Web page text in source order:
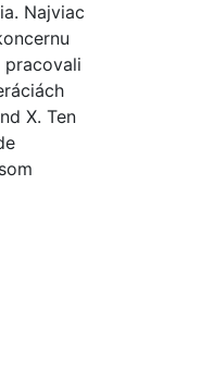
Najviac
pracovali
X. Ten